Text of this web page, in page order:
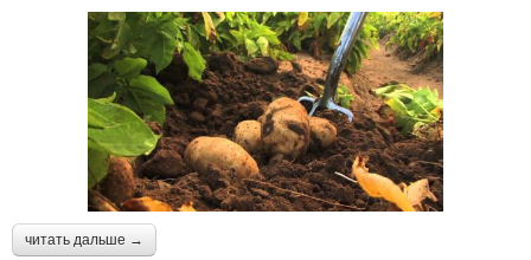
читать дальше →